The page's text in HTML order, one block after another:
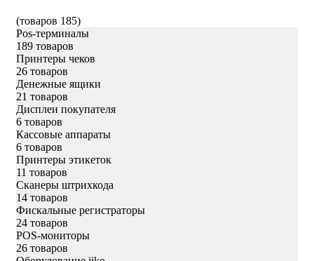
(товаров 185)
Pos-терминалы
189 товаров
Принтеры чеков
26 товаров
Денежные ящики
21 товаров
Дисплеи покупателя
6 товаров
Кассовые аппараты
6 товаров
Принтеры этикеток
11 товаров
Сканеры штрихкода
14 товаров
Фискальные регистраторы
24 товаров
POS-мониторы
26 товаров